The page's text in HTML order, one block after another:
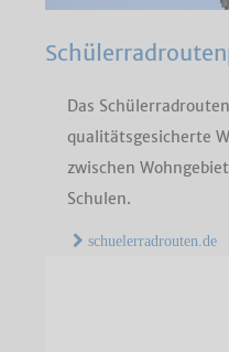
Das
qualitätsgesicherte
zwischen
Schulen.
schuelerradrouten.de